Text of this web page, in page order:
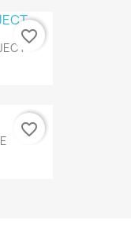
favorite_border
favorite_border